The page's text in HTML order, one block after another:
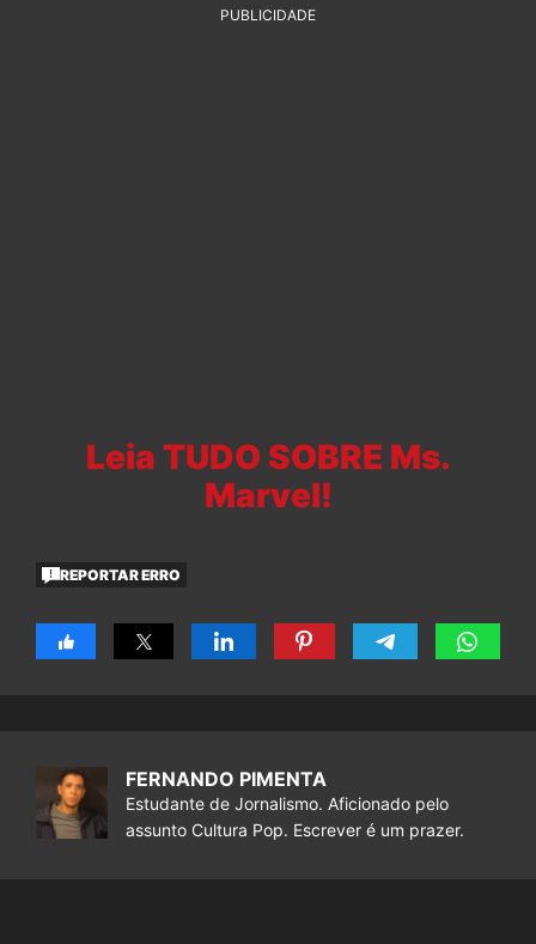
PUBLICIDADE
Leia TUDO SOBRE Ms.
Marvel!
REPORTAR ERRO
FERNANDO PIMENTA
Estudante de Jornalismo. Aficionado pelo
assunto Cultura Pop. Escrever é um prazer.